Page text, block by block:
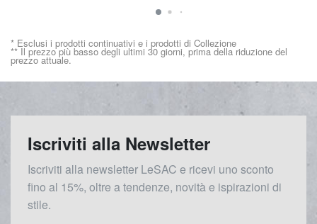
* Esclusi i prodotti continuativi e i prodotti di Collezione
** Il prezzo più basso degli ultimi 30 giorni, prima della riduzione del
prezzo attuale.
Iscriviti alla Newsletter
Iscriviti alla newsletter LeSAC e ricevi uno sconto
fino al 15%, oltre a tendenze, novità e ispirazioni di
stile.